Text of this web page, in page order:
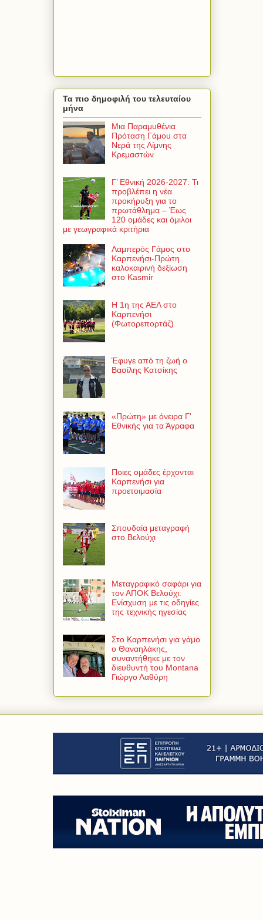
Τα πιο δημοφιλή του τελευταίου
μήνα
Μια Παραμυθένια
Πρόταση Γάμου στα
Νερά της Λίμνης
Κρεμαστών
Γ’ Εθνική 2026-2027: Τι
προβλέπει η νέα
προκήρυξη για το
πρωτάθλημα – Έως
120 ομάδες και όμιλοι
με γεωγραφικά κριτήρια
Λαμπερός Γάμος στο
Καρπενήσι-Πρώτη
καλοκαιρινή δεξίωση
στο Kasmir
Η 1η της ΑΕΛ στο
Καρπενήσι
(Φωτορεπορτάζ)
Έφυγε από τη ζωή ο
Βασίλης Κατσίκης
«Πρώτη» με όνειρα Γ'
Εθνικής για τα Άγραφα
Ποιες ομάδες έρχονται
Καρπενήσι για
προετοιμασία
Σπουδαία μεταγραφή
στο Βελούχι
Μεταγραφικό σαφάρι για
τον ΑΠΟΚ Βελούχι:
Ενίσχυση με τις οδηγίες
της τεχνικής ηγεσίας
Στο Καρπενήσι για γάμο
ο Θαναηλάκης,
συναντήθηκε με τον
διευθυντή του Montana
Γιώργο Λαθύρη